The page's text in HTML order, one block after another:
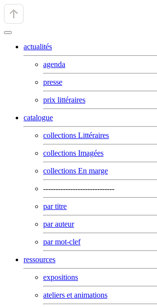
actualités
agenda
presse
prix littéraires
catalogue
collections Littéraires
collections Imagées
collections En marge
-----------------------------
par titre
par auteur
par mot-clef
ressources
expositions
ateliers et animations